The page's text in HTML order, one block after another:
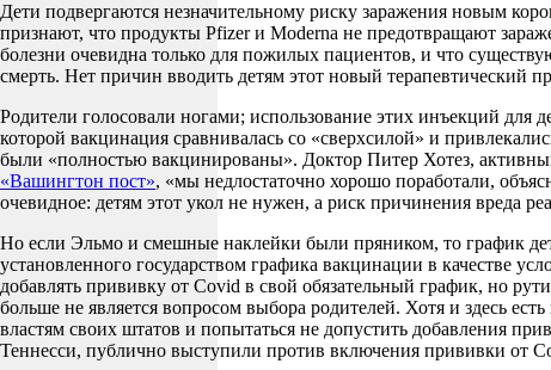
Дети подвергаются незначительному риску заражения новым
признают, что продукты Pfizer и Moderna не предотвращают
болезни очевидна только для пожилых пациентов, и что
смерть. Нет причин вводить детям этот новый терапевтический
Родители голосовали ногами; использование этих инъекций
которой вакцинация сравнивалась со «сверхсилой» и
были «полностью вакцинированы». Доктор Питер Хотез,
«Вашингтон пост», «мы недлостаточно хорошо поработали,
очевидное: детям этот укол не нужен, а риск причинения вреда
Но если Эльмо и смешные наклейки были пряником, то график
установленного государством графика вакцинации в качестве
добавлять прививку от Covid в свой обязательный график, но
больше не является вопросом выбора родителей. Хотя и здесь
властям своих штатов и попытаться не допустить добавления
Теннесси, публично выступили против включения прививки от